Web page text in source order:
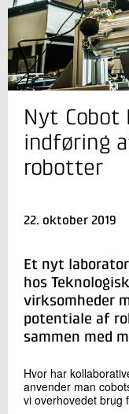
Jeg er din
Kurt Nielsen
Teknologichef
Produktion og
+45 72 20 22 11
Nyt Cobot
indføring
robotter
22. oktober 2019
Et nyt
hos
virksomheder
potentiale af
sammen med
Hvor har
anvender man
vi overhovedet brug